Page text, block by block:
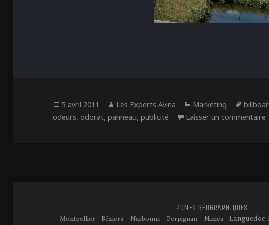
Publié
le
5 avril 2011 Auteur
Les Experts Avina Catégories
Marketing
odeurs, odorat,panneau,publicité Laisser un commentaire
ZONES GÉOGRAPHIQUES
Montpellier - Béziers – Narbonne - Perpignan – Nimes -